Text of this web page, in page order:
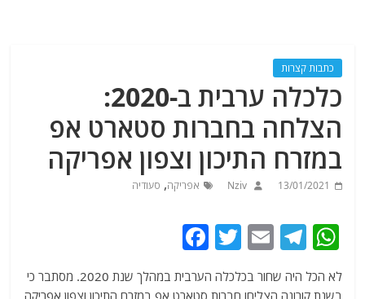
כתבות קצרות
כלכלה ערבית ב-2020:
הצלחה בחברות סטארט אפ
במזרח התיכון וצפון אפריקה
13/01/2021
Nziv אפריקה, סעודיה
W
h
at
T
e
E
m
ai
T
itt
c
לא הכל היה שחור בכלכלה הערבית במהלך שנת 2020. מסתבר כי
בשנת קורונה הצליחו חברות סטארט אפ במזרח התיכון וצפון אפריקה